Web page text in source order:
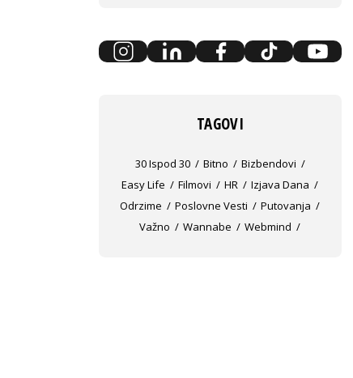
TAGOVI
30 Ispod 30 Bitno
Bizbendovi
Easy Life
Filmovi HR
Izjava Dana
Odrzime
Poslovne Vesti
Putovanja
Važno
Wannabe Webmind